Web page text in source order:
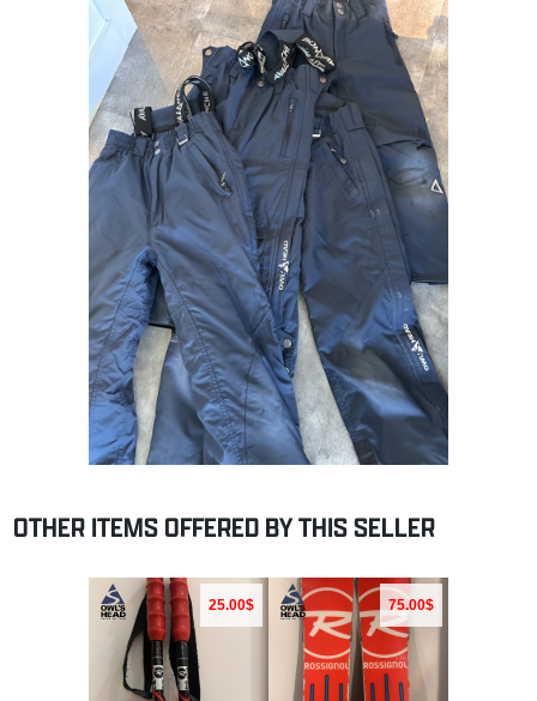
OTHER ITEMS OFFERED BY THIS SELLER
25.00$ 75.00$